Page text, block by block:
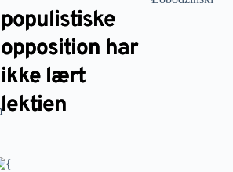
populistiske
opposition har
ikke lært
lektien